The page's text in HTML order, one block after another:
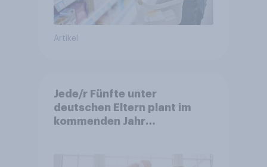
Artikel
Jede/r Fünfte unter
deutschen Eltern plant im
kommenden Jahr